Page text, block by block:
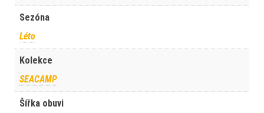
Sezóna
Léto
Kolekce
SEACAMP
Šířka obuvi